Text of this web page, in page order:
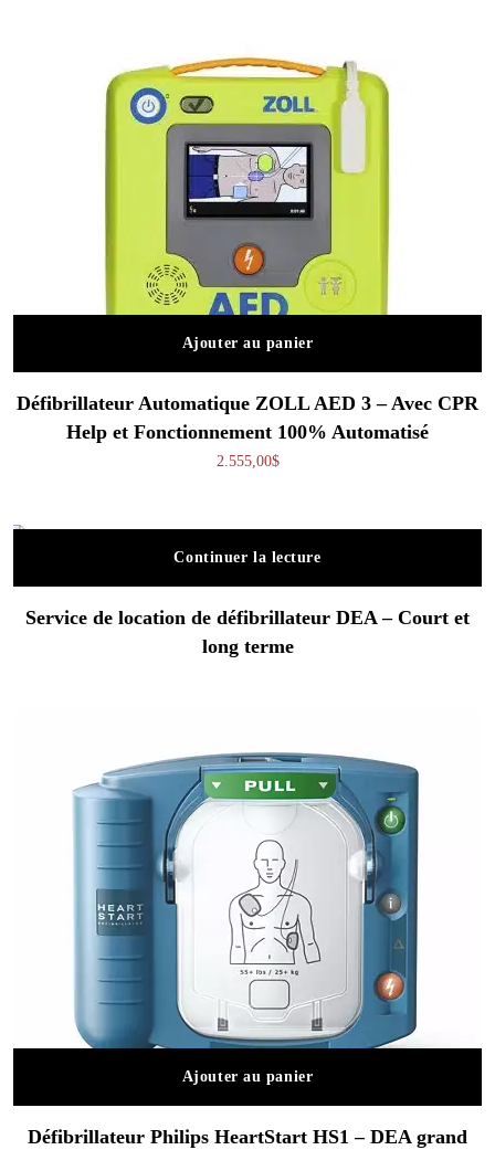
Ajouter au panier
Défibrillateur Automatique ZOLL AED 3 – Avec CPR
Help et Fonctionnement 100% Automatisé
2.555,00$
Continuer la lecture
Service de location de défibrillateur DEA – Court et
long terme
Ajouter au panier
Défibrillateur Philips HeartStart HS1 – DEA grand